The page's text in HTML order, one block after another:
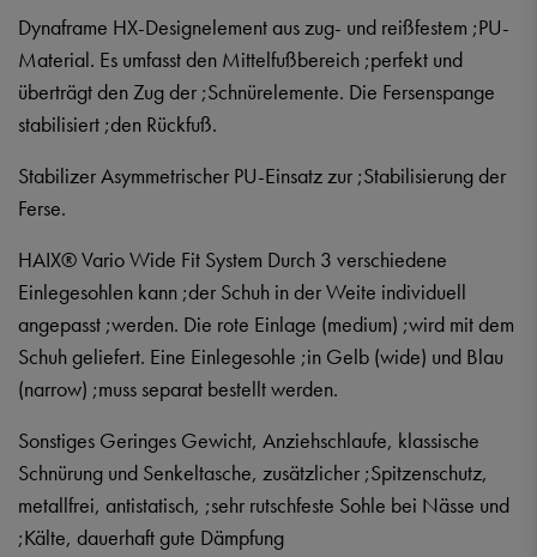
Dynaframe HX-Designelement aus zug- und reißfestem ;PU-
Material. Es umfasst den Mittelfußbereich ;perfekt und
überträgt den Zug der ;Schnürelemente. Die Fersenspange
stabilisiert ;den Rückfuß.
Stabilizer Asymmetrischer PU-Einsatz zur ;Stabilisierung der
Ferse.
HAIX® Vario Wide Fit System Durch 3 verschiedene
Einlegesohlen kann ;der Schuh in der Weite individuell
angepasst ;werden. Die rote Einlage (medium) ;wird mit dem
Schuh geliefert. Eine Einlegesohle ;in Gelb (wide) und Blau
(narrow) ;muss separat bestellt werden.
Sonstiges Geringes Gewicht, Anziehschlaufe, klassische
Schnürung und Senkeltasche, zusätzlicher ;Spitzenschutz,
metallfrei, antistatisch, ;sehr rutschfeste Sohle bei Nässe und
;Kälte, dauerhaft gute Dämpfung